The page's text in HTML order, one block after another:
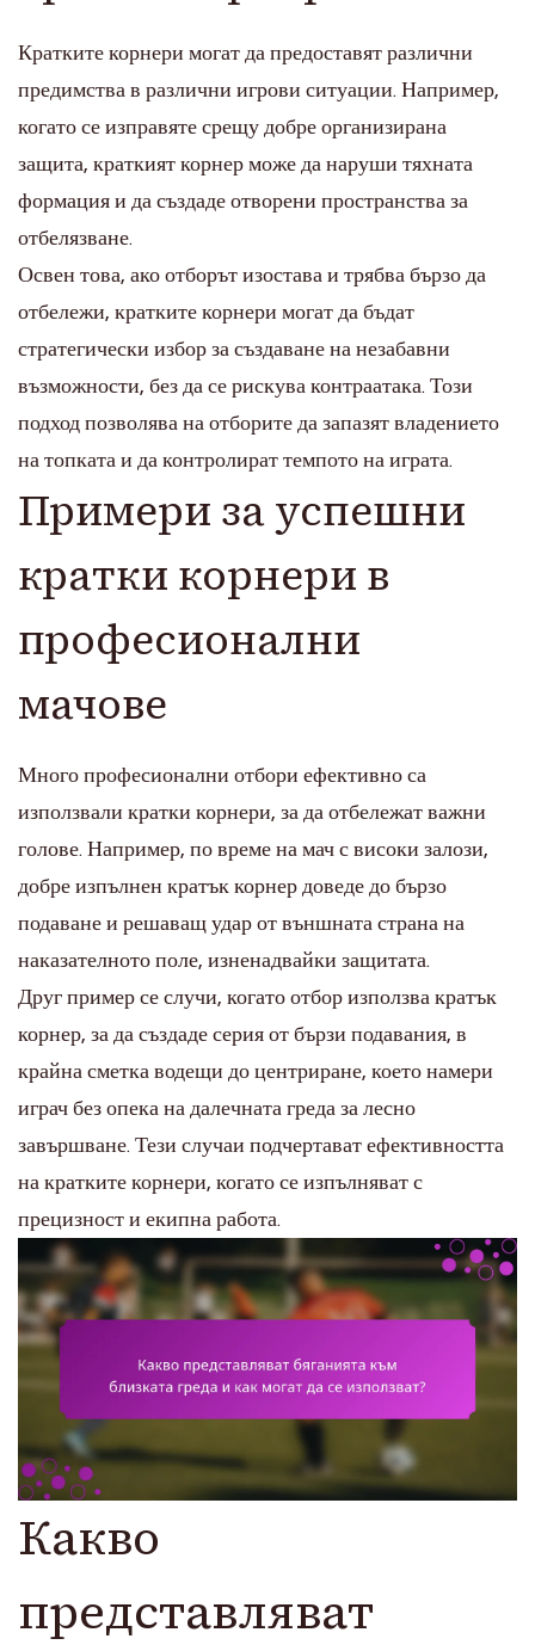
Кратките корнери могат да предоставят различни
предимства в различни игрови ситуации. Например,
когато се изправяте срещу добре организирана
защита, краткият корнер може да наруши тяхната
формация и да създаде отворени пространства за
отбелязване.
Освен това, ако отборът изостава и трябва бързо да
отбележи, кратките корнери могат да бъдат
стратегически избор за създаване на незабавни
възможности, без да се рискува контраатака. Този
подход позволява на отборите да запазят владението
на топката и да контролират темпото на играта.
Примери за успешни
кратки корнери в
професионални
мачове
Много професионални отбори ефективно са
използвали кратки корнери, за да отбележат важни
голове. Например, по време на мач с високи залози,
добре изпълнен кратък корнер доведе до бързо
подаване и решаващ удар от външната страна на
наказателното поле, изненадвайки защитата.
Друг пример се случи, когато отбор използва кратък
корнер, за да създаде серия от бързи подавания, в
крайна сметка водещи до центриране, което намери
играч без опека на далечната греда за лесно
завършване. Тези случаи подчертават ефективността
на кратките корнери, когато се изпълняват с
прецизност и екипна работа.
Какво
представляват